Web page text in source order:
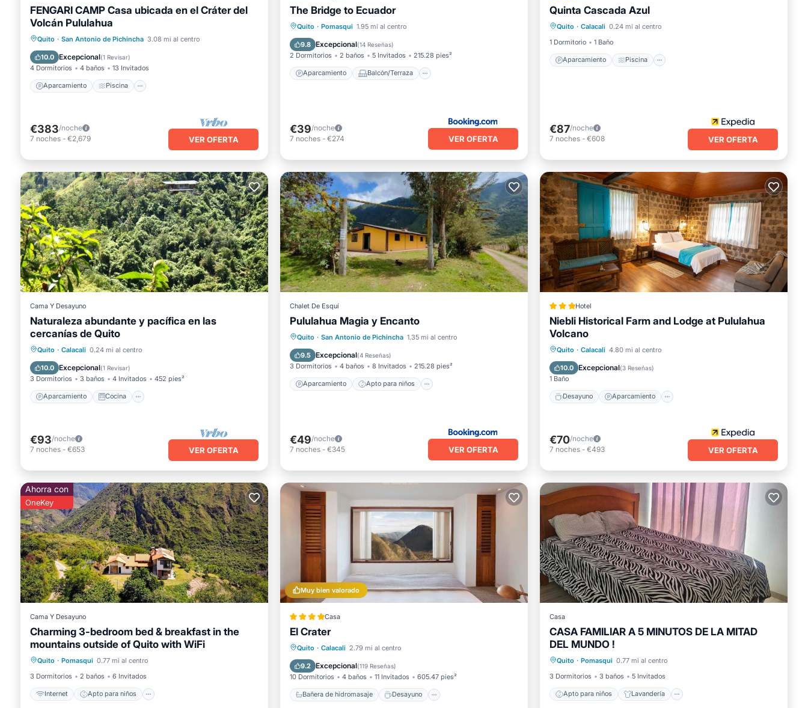
FENGARI CAMP Casa ubicada en el Cráter del
Volcán Pululahua
Quito · San Antonio de Pichincha 3.08 mi al centro
10.0 Excepcional(1 Revisar)
4 Dormitorios 4 baños 13 Invitados
Aparcamiento Piscina
Aparcamiento Piscina
Cocina
Internet
€383/noche
7 noches - €2,679 VER OFERTA
The Bridge to Ecuador
Quito · Pomasqui 1.95 mi al centro
9.8 Excepcional(14 Reseñas)
2 Dormitorios 2 baños 5 Invitados 215.28 pies²
Aparcamiento Balcón/Terraza
Aparcamiento
Balcón/Terraza
Vistas
Internet
€39/noche
7 noches - €274 VER OFERTA
Quinta Cascada Azul
Quito · Calacali 0.24 mi al centro
1 Dormitorio
1 Baño
Aparcamiento Piscina
Aparcamiento
Balcón/Terraza
Cocina
€87/noche
7 noches - €608 VER OFERTA
Cama Y Desayuno
Naturaleza abundante y pacífica en las
cercanías de Quito
Quito · Calacali 0.24 mi al centro
10.0 Excepcional(1 Revisar)
3 Dormitorios 3 baños 4 Invitados 452 pies²
Aparcamiento Cocina
Aparcamiento Cocina
Seguridad/Protección
€93/noche
7 noches - €653 VER OFERTA
Chalet De Esquí
Pululahua Magia y Encanto
Quito · San Antonio de Pichincha 1.35 mi al centro
9.5 Excepcional(4 Reseñas)
3 Dormitorios 4 baños 8 Invitados 215.28 pies²
Aparcamiento Apto para niños
Aparcamiento
Apto para niños
Seguridad/Protección
€49/noche
7 noches - €345 VER OFERTA
Hotel
Niebli Historical Farm and Lodge at Pululahua
Volcano
Quito · Calacali 4.80 mi al centro
10.0 Excepcional(3 Reseñas)
1 Baño
Desayuno Aparcamiento
Desayuno
Aparcamiento
Balcón/Terraza
€70/noche
7 noches - €493 VER OFERTA
Ahorra con
OneKey
Cama Y Desayuno
Charming 3-bedroom bed & breakfast in the
mountains outside of Quito with WiFi
Quito · Pomasqui 0.77 mi al centro
3 Dormitorios
2 baños 6 Invitados
Internet Apto para niños
Internet
Apto para niños
Ropa de cama
Seguridad/Protección
Muy bien valorado
Casa
El Crater
Quito · Calacali 2.79 mi al centro
9.2 Excepcional(119 Reseñas)
10 Dormitorios 4 baños 11 Invitados 605.47 pies²
Bañera de hidromasaje Desayuno
Bañera de hidromasaje
Aparcamiento
Casa
CASA FAMILIAR A 5 MINUTOS DE LA MITAD
DEL MUNDO !
Quito · Pomasqui 0.77 mi al centro
3 Dormitorios
3 baños 5 Invitados
Apto para niños Lavandería
Apto para niños
Ropa de cama
Seguridad/Protección